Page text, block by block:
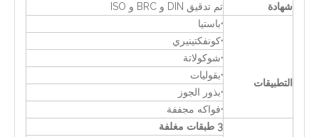
شهادة تم تدقيق DIN و BRC و ISO
التطبيقات
·باستيا
·كونفكتينيري
·شوكولاتة
·بقوليات
·بذور الجوز
·فواكه مجففة
3 طبقات مغلفة